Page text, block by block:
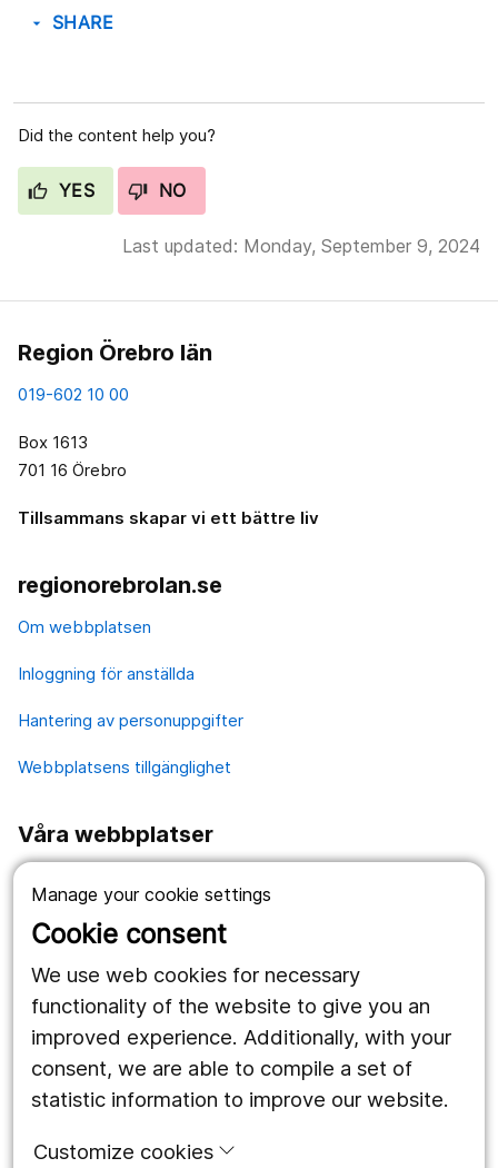
Manage your cookie settings
Cookie consent
We use web cookies for necessary
functionality of the website to give you an
improved experience. Additionally, with your
consent, we are able to compile a set of
statistic information to improve our website.
Customize cookies
arrow_drop_down SHARE
Did the content help you?
YES NO
Last updated: Monday, September 9, 2024
Region Örebro län
019-602 10 00
Box 1613
701 16 Örebro
Tillsammans skapar vi ett bättre liv
regionorebrolan.se
Om webbplatsen
Inloggning för anställda
Hantering av personuppgifter
Webbplatsens tillgänglighet
Våra webbplatser
Länstrafiken
Region Örebro län
Följ oss
Facebook